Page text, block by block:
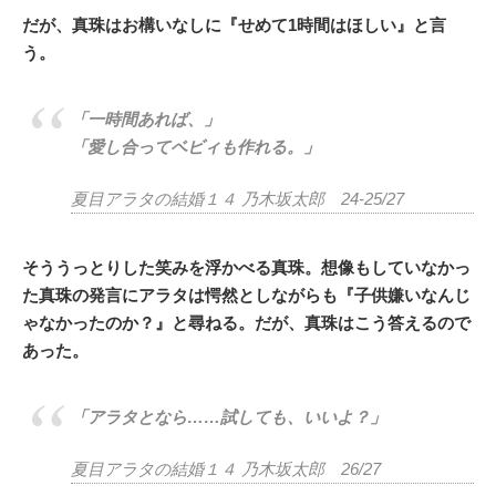
だが、真珠はお構いなしに『せめて1時間はほしい』と言
う。
「一時間あれば、」
「愛し合ってベビィも作れる。」
夏目アラタの結婚１４ 乃木坂太郎 24-25/27
そううっとりした笑みを浮かべる真珠。想像もしていなかっ
た真珠の発言にアラタは愕然としながらも『子供嫌いなんじ
ゃなかったのか？』と尋ねる。だが、真珠はこう答えるので
あった。
「アラタとなら……試しても、いいよ？」
夏目アラタの結婚１４ 乃木坂太郎 26/27